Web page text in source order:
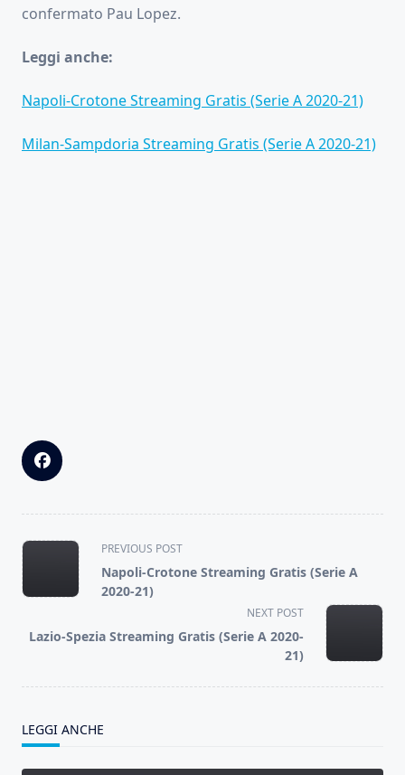
confermato Pau Lopez.
Leggi anche:
Napoli-Crotone Streaming Gratis (Serie A 2020-21)
Milan-Sampdoria Streaming Gratis (Serie A 2020-21)
<span
class="nav-
subtitle
reader-
PREVIOUS POST
Napoli-Crotone Streaming Gratis (Serie A
2020-21)
NEXT POST
Lazio-Spezia Streaming Gratis (Serie A 2020-
21)
LEGGI ANCHE